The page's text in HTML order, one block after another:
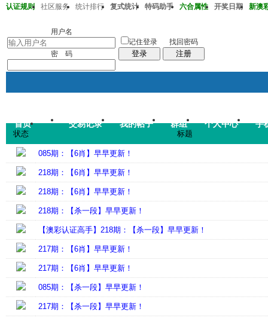
认证规则 社区服务 统计排行 复式统计 特码助手 六合属性 开奖日期
新澳
用户名
密 码
记住登录
登录
找回密码
注册
首页 交易记录 我的帖子 群组 个人中心 手
帖子
码皇总管 说：2026年7月底
状态 标题
085期：【6肖】早早更新！
218期：【6肖】早早更新！
218期：【6肖】早早更新！
218期：【杀一段】早早更新！
【澳彩认证高手】218期：【杀一段】早早更新！
217期：【6肖】早早更新！
217期：【6肖】早早更新！
085期：【杀一段】早早更新！
217期：【杀一段】早早更新！